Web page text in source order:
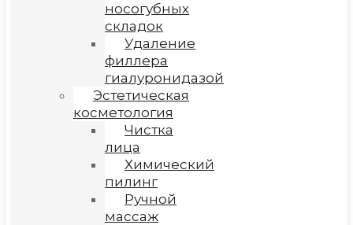
носогубных
складок
Удаление
филлера
гиалуронидазой
Эстетическая
косметология
Чистка
лица
Химический
пилинг
Ручной
массаж